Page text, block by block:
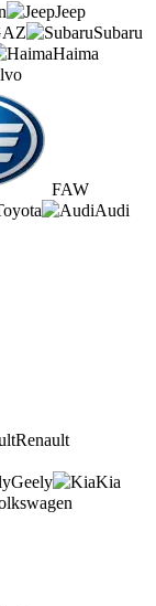
Jeep
Subaru
Haima
FAW
Audi
Renault
Geely
Kia